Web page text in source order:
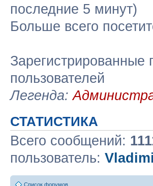
последние 5 минут)
Больше всего
Зарегистрированные
пользователей
Легенда:
СТАТИСТИКА
Всего сообщений:
пользователь:
Список форумов